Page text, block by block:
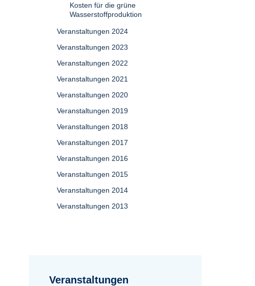
Kosten für die grüne
Wasserstoffproduktion
Veranstaltungen 2024
Veranstaltungen 2023
Veranstaltungen 2022
Veranstaltungen 2021
Veranstaltungen 2020
Veranstaltungen 2019
Veranstaltungen 2018
Veranstaltungen 2017
Veranstaltungen 2016
Veranstaltungen 2015
Veranstaltungen 2014
Veranstaltungen 2013
Veranstaltungen